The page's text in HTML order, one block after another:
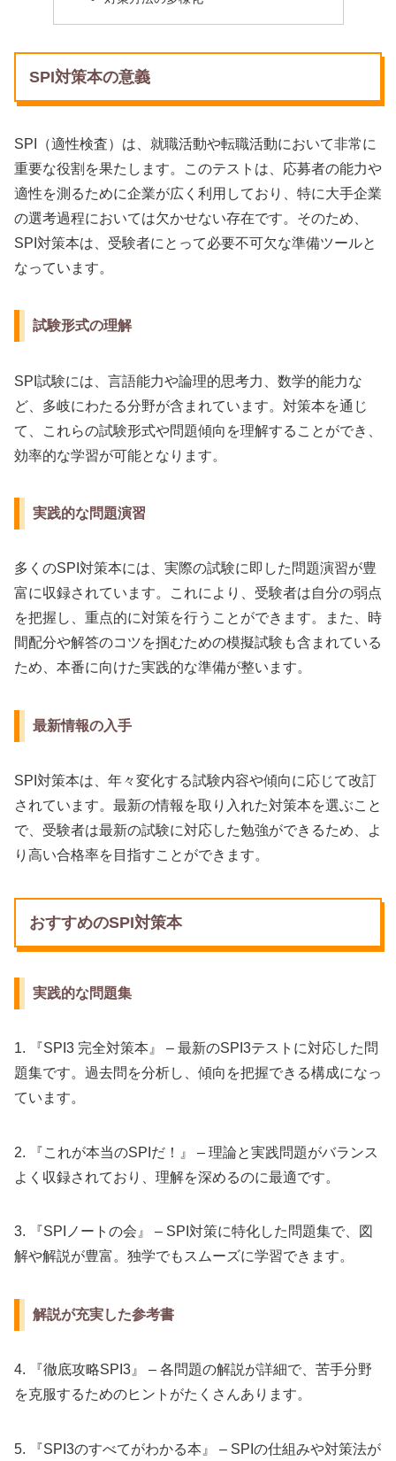
SPI対策本の意義
SPI（適性検査）は、就職活動や転職活動において非常に
重要な役割を果たします。このテストは、応募者の能力や
適性を測るために企業が広く利用しており、特に大手企業
の選考過程においては欠かせない存在です。そのため、
SPI対策本は、受験者にとって必要不可欠な準備ツールと
なっています。
試験形式の理解
SPI試験には、言語能力や論理的思考力、数学的能力な
ど、多岐にわたる分野が含まれています。対策本を通じ
て、これらの試験形式や問題傾向を理解することができ、
効率的な学習が可能となります。
実践的な問題演習
多くのSPI対策本には、実際の試験に即した問題演習が豊
富に収録されています。これにより、受験者は自分の弱点
を把握し、重点的に対策を行うことができます。また、時
間配分や解答のコツを掴むための模擬試験も含まれている
ため、本番に向けた実践的な準備が整います。
最新情報の入手
SPI対策本は、年々変化する試験内容や傾向に応じて改訂
されています。最新の情報を取り入れた対策本を選ぶこと
で、受験者は最新の試験に対応した勉強ができるため、よ
り高い合格率を目指すことができます。
おすすめのSPI対策本
実践的な問題集
1. 『SPI3 完全対策本』 – 最新のSPI3テストに対応した問
題集です。過去問を分析し、傾向を把握できる構成になっ
ています。
2. 『これが本当のSPIだ！』 – 理論と実践問題がバランス
よく収録されており、理解を深めるのに最適です。
3. 『SPIノートの会』 – SPI対策に特化した問題集で、図
解や解説が豊富。独学でもスムーズに学習できます。
解説が充実した参考書
4. 『徹底攻略SPI3』 – 各問題の解説が詳細で、苦手分野
を克服するためのヒントがたくさんあります。
5. 『SPI3のすべてがわかる本』 – SPIの仕組みや対策法が